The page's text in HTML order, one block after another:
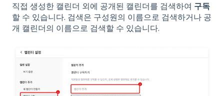
직접 생성한 캘린더 외에 공개된 캘린더를 검색하여 구독
할 수 있습니다. 검색은 구성원의 이름으로 검색하거나 공
개 캘린더의 이름으로 검색할 수 있습니다.